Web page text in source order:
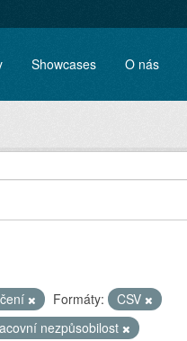
Showcases O nás
Formáty:
CSV
nezpůsobilost